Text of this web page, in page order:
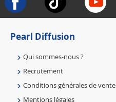
Pearl Diffusion
Qui sommes-nous ?
Recrutement
Conditions générales de vente
Mentions légales